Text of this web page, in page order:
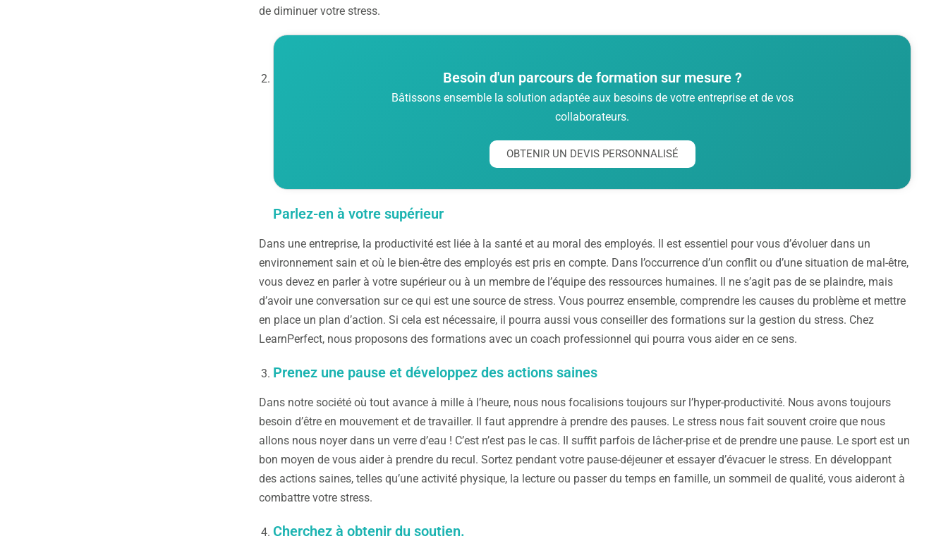
de diminuer votre stress.
Besoin d'un parcours de formation sur mesure ?
Bâtissons ensemble la solution adaptée aux besoins de votre entreprise et de vos
collaborateurs.
OBTENIR UN DEVIS PERSONNALISÉ
Parlez-en à votre supérieur
Dans une entreprise, la productivité est liée à la santé et au moral des employés. Il est essentiel pour vous d’évoluer dans un
environnement sain et où le bien-être des employés est pris en compte. Dans l’occurrence d’un conflit ou d’une situation de mal-être,
vous devez en parler à votre supérieur ou à un membre de l’équipe des ressources humaines. Il ne s’agit pas de se plaindre, mais
d’avoir une conversation sur ce qui est une source de stress. Vous pourrez ensemble, comprendre les causes du problème et mettre
en place un plan d’action. Si cela est nécessaire, il pourra aussi vous conseiller des formations sur la gestion du stress. Chez
LearnPerfect, nous proposons des formations avec un coach professionnel qui pourra vous aider en ce sens.
Prenez une pause et développez des actions saines
Dans notre société où tout avance à mille à l’heure, nous nous focalisions toujours sur l’hyper-productivité. Nous avons toujours
besoin d’être en mouvement et de travailler. Il faut apprendre à prendre des pauses. Le stress nous fait souvent croire que nous
allons nous noyer dans un verre d’eau ! C’est n’est pas le cas. Il suffit parfois de lâcher-prise et de prendre une pause. Le sport est un
bon moyen de vous aider à prendre du recul. Sortez pendant votre pause-déjeuner et essayer d’évacuer le stress. En développant
des actions saines, telles qu’une activité physique, la lecture ou passer du temps en famille, un sommeil de qualité, vous aideront à
combattre votre stress.
Cherchez à obtenir du soutien.